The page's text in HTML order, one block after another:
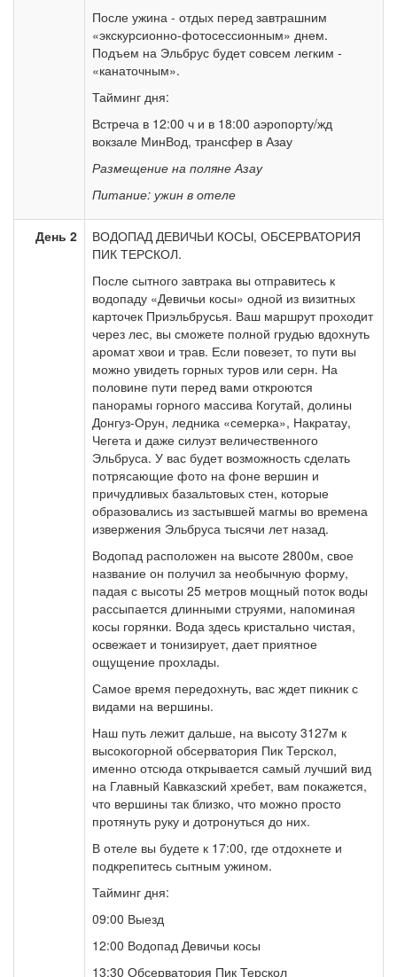
После ужина - отдых перед завтрашним
«экскурсионно-фотосессионным» днем.
Подъем на Эльбрус будет совсем легким -
«канаточным».
Тайминг дня:
Встреча в 12:00 ч и в 18:00 аэропорту/жд
вокзале МинВод, трансфер в Азау
Размещение на поляне Азау
Питание: ужин в отеле
День 2
ВОДОПАД ДЕВИЧЬИ КОСЫ, ОБСЕРВАТОРИЯ
ПИК ТЕРСКОЛ.
После сытного завтрака вы отправитесь к
водопаду «Девичьи косы» одной из визитных
карточек Приэльбрусья. Ваш маршрут проходит
через лес, вы сможете полной грудью вдохнуть
аромат хвои и трав. Если повезет, то пути вы
можно увидеть горных туров или серн. На
половине пути перед вами откроются
панорамы горного массива Когутай, долины
Донгуз-Орун, ледника «семерка», Накратау,
Чегета и даже силуэт величественного
Эльбруса. У вас будет возможность сделать
потрясающие фото на фоне вершин и
причудливых базальтовых стен, которые
образовались из застывшей магмы во времена
извержения Эльбруса тысячи лет назад.
Водопад расположен на высоте 2800м, свое
название он получил за необычную форму,
падая с высоты 25 метров мощный поток воды
рассыпается длинными струями, напоминая
косы горянки. Вода здесь кристально чистая,
освежает и тонизирует, дает приятное
ощущение прохлады.
Самое время передохнуть, вас ждет пикник с
видами на вершины.
Наш путь лежит дальше, на высоту 3127м к
высокогорной обсерватория Пик Терскол,
именно отсюда открывается самый лучший вид
на Главный Кавказский хребет, вам покажется,
что вершины так близко, что можно просто
протянуть руку и дотронуться до них.
В отеле вы будете к 17:00, где отдохнете и
подкрепитесь сытным ужином.
Тайминг дня:
09:00 Выезд
12:00 Водопад Девичьи косы
13:30 Обсерватория Пик Терскол